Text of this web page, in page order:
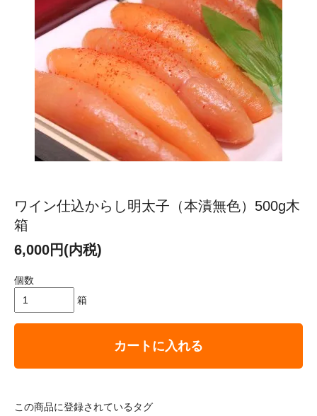
ワイン仕込からし明太子（本漬無色）500g木
箱
6,000円(内税)
個数
箱
カートに入れる
この商品に登録されているタグ